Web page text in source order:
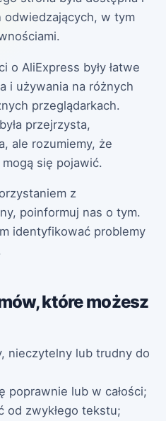
w tym
o AliExpress były łatwe
i używania na różnych
przeglądarkach.
przejrzysta,
ale rozumiemy, że
się pojawić.
z
poinformuj nas o tym.
identyfikować problemy
które możesz
nieczytelny lub trudny do
poprawnie lub w całości;
od zwykłego tekstu;